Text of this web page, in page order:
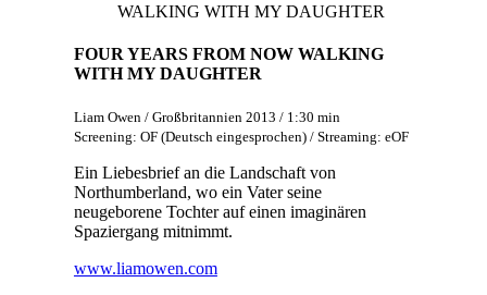
WALKING WITH MY DAUGHTER
FOUR YEARS FROM NOW WALKING
WITH MY DAUGHTER
Liam Owen / Großbritannien 2013 / 1:30 min
Screening: OF (Deutsch eingesprochen) / Streaming: eOF
Ein Liebesbrief an die Landschaft von
Northumberland, wo ein Vater seine
neugeborene Tochter auf einen imaginären
Spaziergang mitnimmt.
www.liamowen.com